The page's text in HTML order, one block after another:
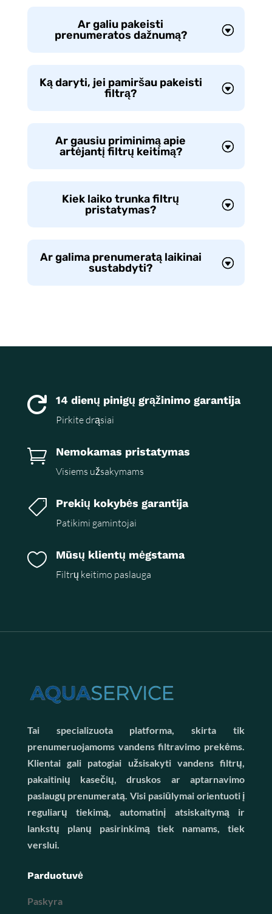
Ar galiu pakeisti
prenumeratos dažnumą?
Ką daryti, jei pamiršau pakeisti
filtrą?
Ar gausiu priminimą apie
artėjantį filtrų keitimą?
Kiek laiko trunka filtrų
pristatymas?
Ar galima prenumeratą laikinai
sustabdyti?
 14 dienų pinigų grąžinimo garantija
Pirkite drąsiai
 Nemokamas pristatymas
Visiems užsakymams
 Prekių kokybės garantija
Patikimi gamintojai
 Mūsų klientų mėgstama
Filtrų keitimo paslauga
Tai specializuota platforma, skirta tik
prenumeruojamoms vandens filtravimo prekėms.
Klientai gali patogiai užsisakyti vandens filtrų,
pakaitinių kasečių, druskos ar aptarnavimo
paslaugų prenumeratą. Visi pasiūlymai orientuoti į
reguliarų tiekimą, automatinį atsiskaitymą ir
lankstų planų pasirinkimą tiek namams, tiek
verslui.
Parduotuvė
Paskyra